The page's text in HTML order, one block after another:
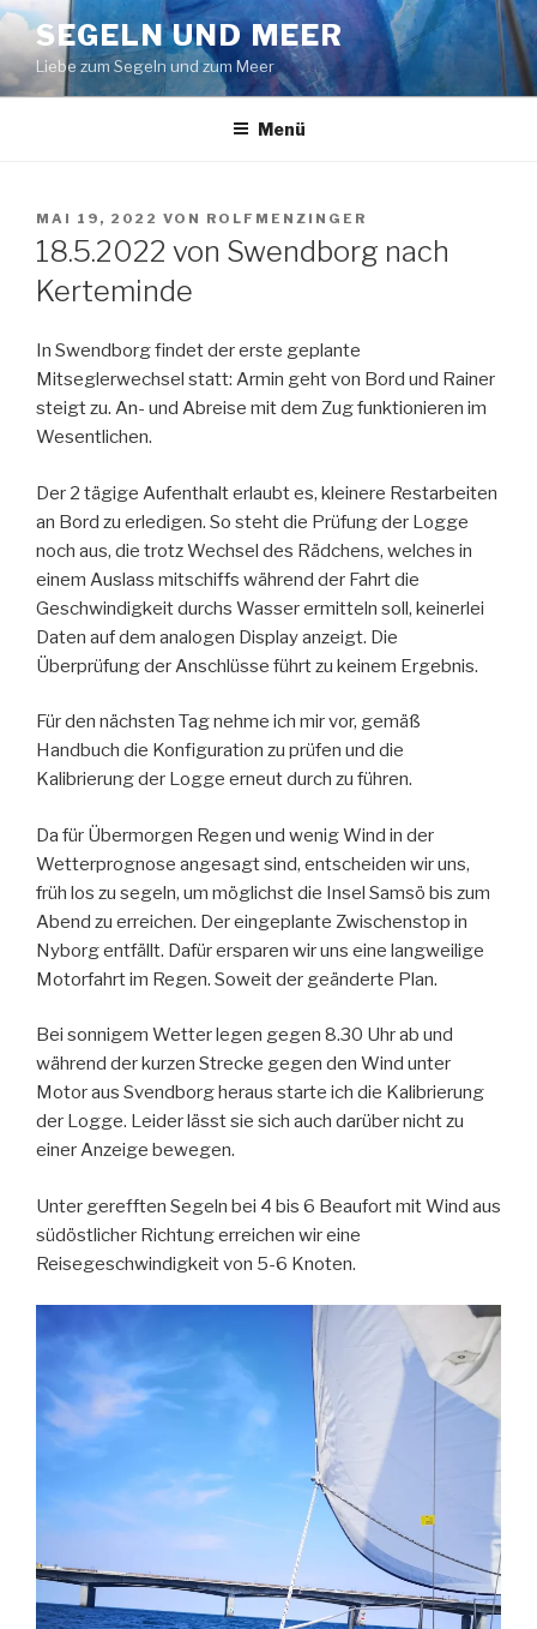
Zum
Inhalt
springen
SEGELN UND MEER
Liebe zum Segeln und zum Meer
Menü
VERÖFFENTLICHT
AM
MAI 19, 2022 VON ROLFMENZINGER
18.5.2022 von Swendborg nach
Kerteminde
In Swendborg findet der erste geplante
Mitseglerwechsel statt: Armin geht von Bord und Rainer
steigt zu. An- und Abreise mit dem Zug funktionieren im
Wesentlichen.
Der 2 tägige Aufenthalt erlaubt es, kleinere Restarbeiten
an Bord zu erledigen. So steht die Prüfung der Logge
noch aus, die trotz Wechsel des Rädchens, welches in
einem Auslass mitschiffs während der Fahrt die
Geschwindigkeit durchs Wasser ermitteln soll, keinerlei
Daten auf dem analogen Display anzeigt. Die
Überprüfung der Anschlüsse führt zu keinem Ergebnis.
Für den nächsten Tag nehme ich mir vor, gemäß
Handbuch die Konfiguration zu prüfen und die
Kalibrierung der Logge erneut durch zu führen.
Da für Übermorgen Regen und wenig Wind in der
Wetterprognose angesagt sind, entscheiden wir uns,
früh los zu segeln, um möglichst die Insel Samsö bis zum
Abend zu erreichen. Der eingeplante Zwischenstop in
Nyborg entfällt. Dafür ersparen wir uns eine langweilige
Motorfahrt im Regen. Soweit der geänderte Plan.
Bei sonnigem Wetter legen gegen 8.30 Uhr ab und
während der kurzen Strecke gegen den Wind unter
Motor aus Svendborg heraus starte ich die Kalibrierung
der Logge. Leider lässt sie sich auch darüber nicht zu
einer Anzeige bewegen.
Unter gerefften Segeln bei 4 bis 6 Beaufort mit Wind aus
südöstlicher Richtung erreichen wir eine
Reisegeschwindigkeit von 5-6 Knoten.